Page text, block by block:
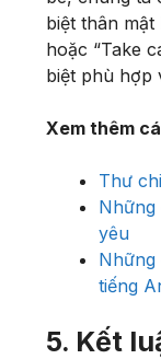
biệt thân mật
hoặc “Take
biệt phù hợp
Xem thêm
Thư
Những
yêu
Những
tiếng
5. Kết